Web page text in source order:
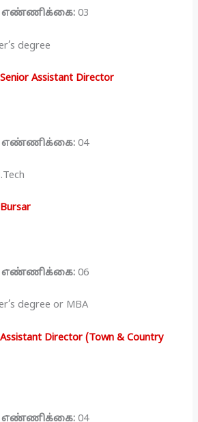
எண்ணிக்கை: 03
degree
Assistant Director
எண்ணிக்கை: 04
எண்ணிக்கை: 06
degree or MBA
Director (Town & Country
எண்ணிக்கை: 04